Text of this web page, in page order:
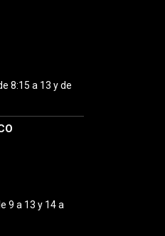
8:15 a 13 y de
9 a 13 y 14 a